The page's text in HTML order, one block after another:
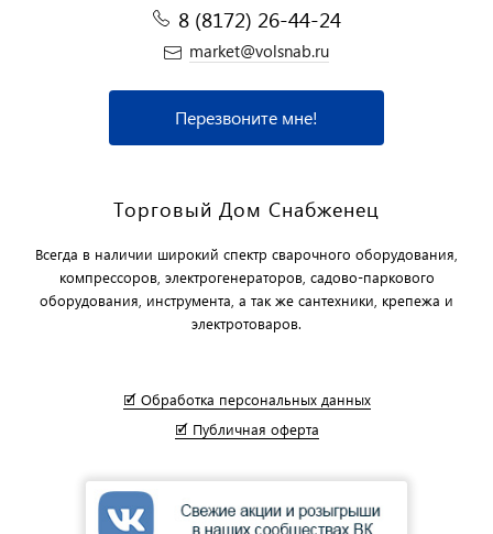
8 (8172) 26-44-24
market@volsnab.ru
Перезвоните мне!
Торговый Дом Снабженец
Всегда в наличии широкий спектр сварочного оборудования,
компрессоров, электрогенераторов, садово-паркового
оборудования, инструмента, а так же сантехники, крепежа и
электротоваров.
🗹 Обработка персональных данных
🗹 Публичная оферта